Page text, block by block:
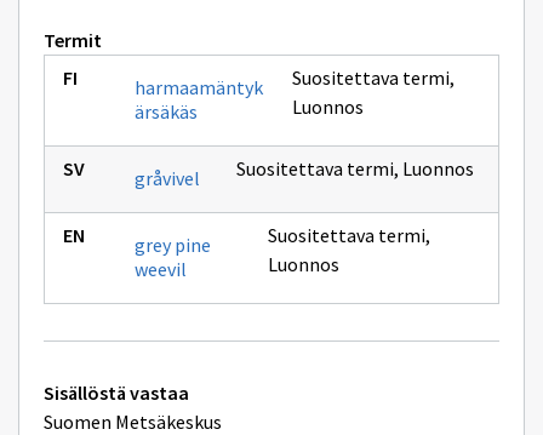
Termit
harmaamäntyk
ärsäkäs
Suositettava termi,
Luonnos
gråvivel Suositettava termi, Luonnos
grey pine
weevil
Suositettava termi,
Luonnos
Tekniset
lisätiedot
Sisällöstä vastaa
Suomen Metsäkeskus